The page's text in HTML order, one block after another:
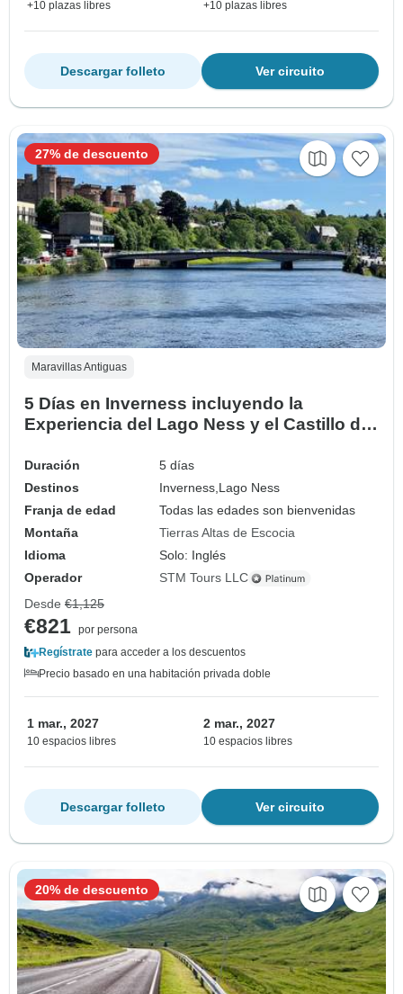
+10 plazas libres +10 plazas libres
Ver circuito
Descargar folleto
Maravillas Antiguas
5 Días en Inverness incluyendo la
Experiencia del Lago Ness y el Castillo de
Duración
5 días
Destinos
Inverness,Lago Ness
Franja de edad
Todas las edades son bienvenidas
Montaña
Tierras Altas de Escocia
Idioma
Solo: Inglés
Operador
STM Tours LLC
27% de descuento
Desde €1,125
€821 por persona
Regístrate para acceder a los descuentos
Precio basado en una habitación privada doble
1 mar., 2027
10 espacios libres
2 mar., 2027
10 espacios libres
Ver circuito
Descargar folleto
20% de descuento